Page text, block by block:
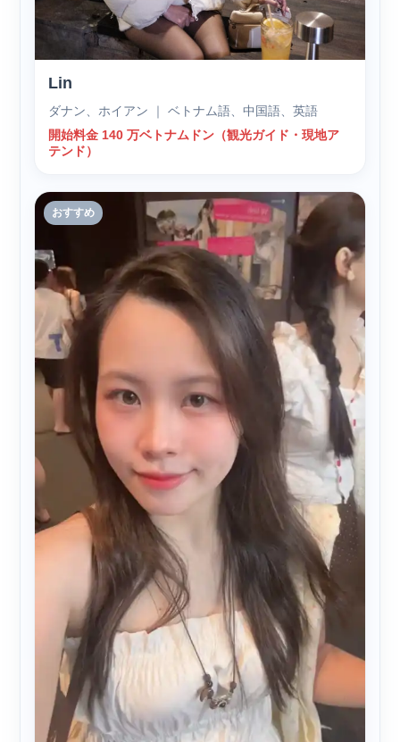
Lin
ダナン、ホイアン ｜ ベトナム語、中国語、英語
開始料金 140 万ベトナムドン（観光ガイド・現地ア
テンド）
おすすめ